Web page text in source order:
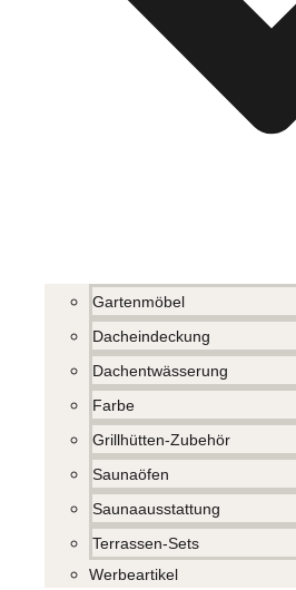
Gartenmöbel
Dacheindeckung
Dachentwässerung
Farbe
Grillhütten-Zubehör
Saunaöfen
Saunaausstattung
Terrassen-Sets
Werbeartikel